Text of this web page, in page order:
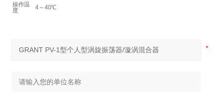
操作温
度 4～40℃